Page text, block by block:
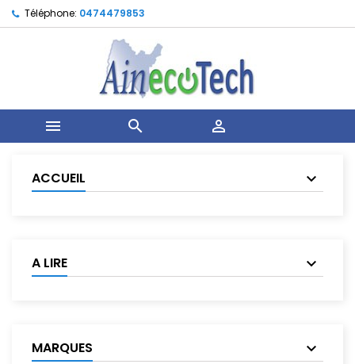
Téléphone: 0474479853
  
ACCUEIL
A LIRE
MARQUES